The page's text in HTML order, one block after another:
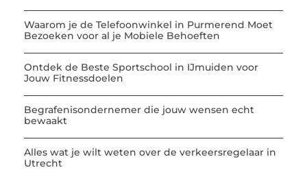
Waarom je de Telefoonwinkel in Purmerend Moet
Bezoeken voor al je Mobiele Behoeften
Ontdek de Beste Sportschool in IJmuiden voor
Jouw Fitnessdoelen
Begrafenisondernemer die jouw wensen echt
bewaakt
Alles wat je wilt weten over de verkeersregelaar in
Utrecht